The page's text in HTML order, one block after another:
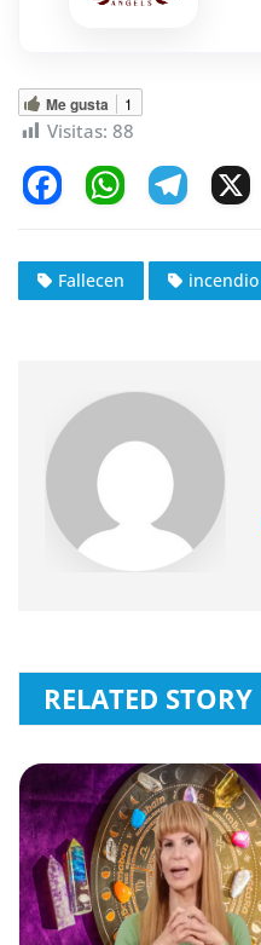
Me gusta 1
Visitas: 88
c
e
o
W
at
s
p
e
gr
Fallecen incendio
RELATED STORY